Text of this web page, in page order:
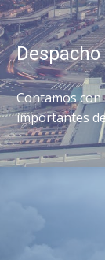
Contamos
importantes